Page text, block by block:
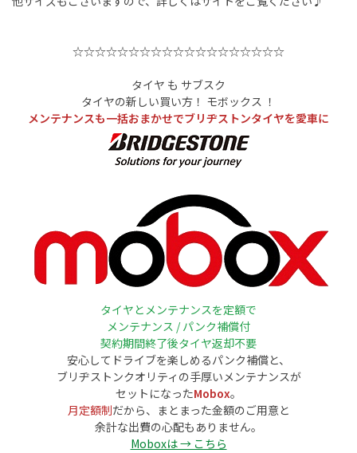
☆☆☆☆☆☆☆☆☆☆☆☆☆☆☆☆☆☆☆
タイヤ も サブスク
タイヤの新しい買い方！ モボックス ！
メンテナンスも一括おまかせでブリヂストンタイヤを愛車に
タイヤとメンテナンスを定額で
メンテナンス / パンク補償付
契約期間終了後タイヤ返却不要
安心してドライブを楽しめるパンク補償と、
ブリヂストンクオリティの手厚いメンテナンスが
セットになったMobox。
月定額制だから、まとまった金額のご用意と
余計な出費の心配もありません。
Moboxは → こちら